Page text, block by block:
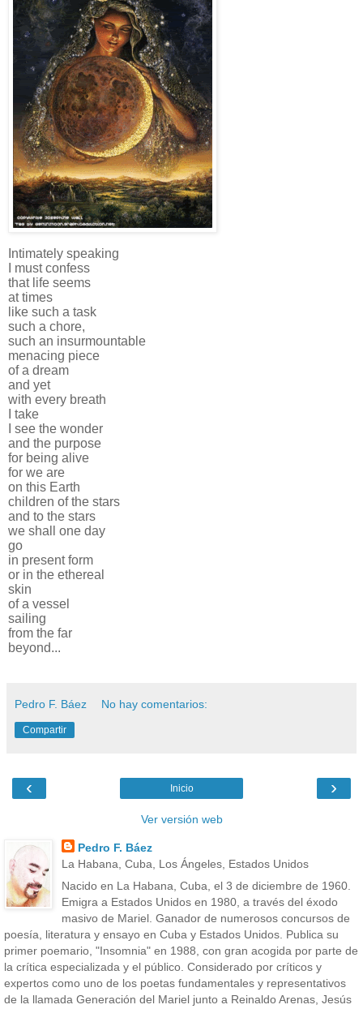
Intimately speaking
I must confess
that life seems
at times
like such a task
such a chore,
such an insurmountable
menacing piece
of a dream
and yet
with every breath
I take
I see the wonder
and the purpose
for being alive
for we are
on this Earth
children of the stars
and to the stars
we shall one day
go
in present form
or in the ethereal
skin
of a vessel
sailing
from the far
beyond...
Pedro F. Báez No hay comentarios:
Compartir
‹ ›
Inicio
Ver versión web
Pedro F. Báez
La Habana, Cuba, Los Ángeles, Estados Unidos
Nacido en La Habana, Cuba, el 3 de diciembre de 1960.
Emigra a Estados Unidos en 1980, a través del éxodo
masivo de Mariel. Ganador de numerosos concursos de
poesía, literatura y ensayo en Cuba y Estados Unidos. Publica su
primer poemario, "Insomnia" en 1988, con gran acogida por parte de
la crítica especializada y el público. Considerado por críticos y
expertos como uno de los poetas fundamentales y representativos
de la llamada Generación del Mariel junto a Reinaldo Arenas, Jesús